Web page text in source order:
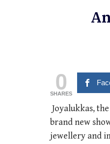
0
SHARES
Joyalukkas,
brand new
jewellery and